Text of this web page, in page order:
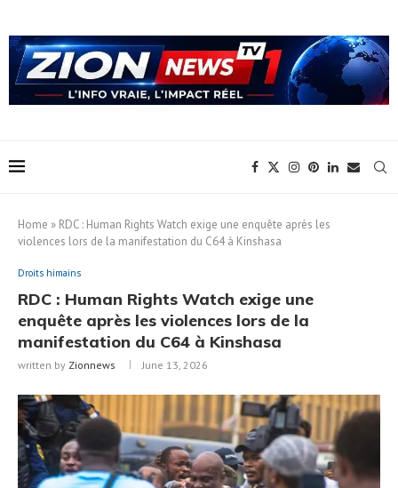
Home » RDC : Human Rights Watch exige une enquête après les
violences lors de la manifestation du C64 à Kinshasa
Droits himains
RDC : Human Rights Watch exige une
enquête après les violences lors de la
manifestation du C64 à Kinshasa
written by Zionnews June 13, 2026